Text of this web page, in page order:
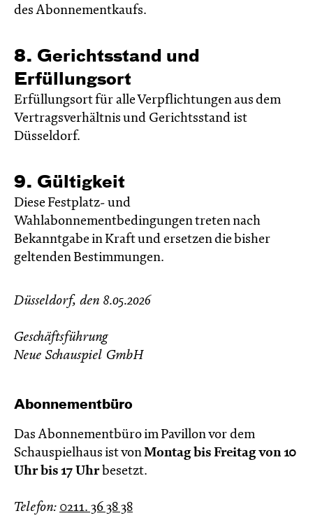
des Abonnementkaufs.
8. Gerichtsstand und
Erfüllungsort
Erfüllungsort für alle Verpflichtungen aus dem
Vertragsverhältnis und Gerichtsstand ist
Düsseldorf.
9. Gültigkeit
Diese Festplatz- und
Wahlabonnementbedingungen treten nach
Bekanntgabe in Kraft und ersetzen die bisher
geltenden Bestimmungen.
Düsseldorf, den 8.05.2026
Geschäftsführung
Neue Schauspiel GmbH
Abonnementbüro
Das Abonnementbüro im Pavillon vor dem
Schauspielhaus ist vonMontag bis Freitag von 10
Uhr bis 17 Uhrbesetzt.
Telefon: 0211. 36 38 38